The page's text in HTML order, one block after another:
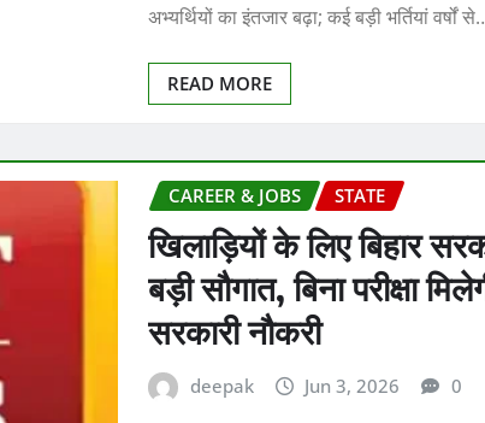
अभ्यर्थियों का इंतजार बढ़ा; कई बड़ी भर्तियां वर्षों
READ MORE
CAREER & JOBS STATE
खिलाड़ियों के लिए बिहार
बड़ी सौगात, बिना परीक्षा
सरकारी नौकरी
deepak Jun 3, 2026 0